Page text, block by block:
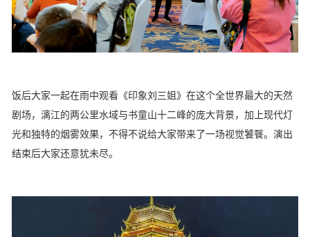
饭后大家一起在雨中观看《印象刘三姐》在这个全世界最大的天然
剧场，漓江的两公里水域与书童山十二峰的庞大背景，加上现代灯
光和独特的烟雾效果，不得不说给大家带来了一场视觉饕餮。演出
结束后大家还意犹未尽。